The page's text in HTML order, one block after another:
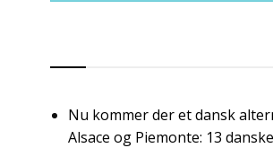
Nu kommer der et dansk
Alsace og Piemonte: 13